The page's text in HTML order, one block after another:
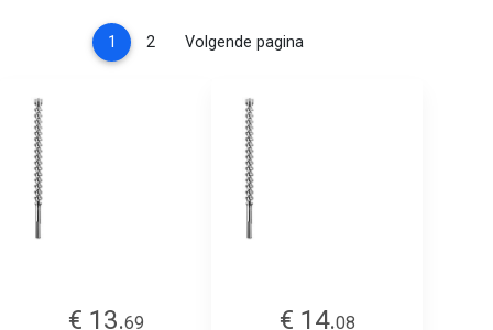
1 (current)
2 Volgende pagina
€ 13.69
€ 14.08